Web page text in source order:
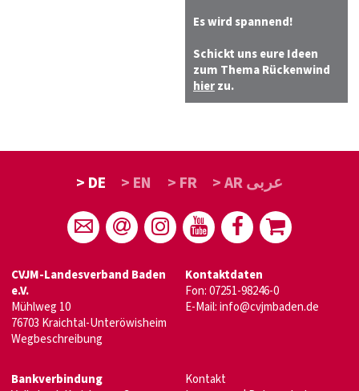
Es wird spannend!
Schickt uns eure Ideen
zum Thema Rückenwind
hierzu.
> DE > EN > FR > AR عربى
CVJM-Landesverband Baden
e.V.
Mühlweg 10
76703 Kraichtal-Unteröwisheim
Wegbeschreibung
Kontaktdaten
Fon: 07251-98246-0
E-Mail:info@cvjmbaden.de
Bankverbindung
Kontakt